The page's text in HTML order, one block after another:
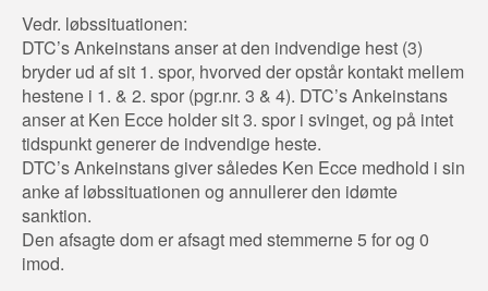
Vedr. løbssituationen:
DTC’s Ankeinstans anser at den indvendige hest (3)
bryder ud af sit 1. spor, hvorved der opstår kontakt mellem
hestene i 1. & 2. spor (pgr.nr. 3 & 4). DTC’s Ankeinstans
anser at Ken Ecce holder sit 3. spor i svinget, og på intet
tidspunkt generer de indvendige heste.
DTC’s Ankeinstans giver således Ken Ecce medhold i sin
anke af løbssituationen og annullerer den idømte
sanktion.
Den afsagte dom er afsagt med stemmerne 5 for og 0
imod.